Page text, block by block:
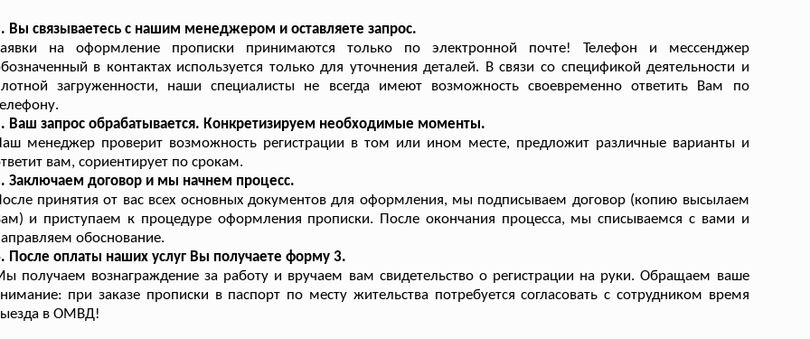
Вы связываетесь с нашим менеджером и оставляете запрос.
на оформление прописки принимаются только по электронной почте! Телефон и мессенджер
в контактах используется только для уточнения деталей. В связи со спецификой деятельности и
загруженности, наши специалисты не всегда имеют возможность своевременно ответить Вам по
Ваш запрос обрабатывается. Конкретизируем необходимые моменты.
менеджер проверит возможность регистрации в том или ином месте, предложит различные варианты и
вам, сориентирует по срокам.
Заключаем договор и мы начнем процесс.
принятия от вас всех основных документов для оформления, мы подписываем договор (копию высылаем
и приступаем к процедуре оформления прописки. После окончания процесса, мы списываемся с вами и
обоснование.
После оплаты наших услуг Вы получаете форму 3.
получаем вознаграждение за работу и вручаем вам свидетельство о регистрации на руки. Обращаем ваше
при заказе прописки в паспорт по месту жительства потребуется согласовать с сотрудником время
в ОМВД!